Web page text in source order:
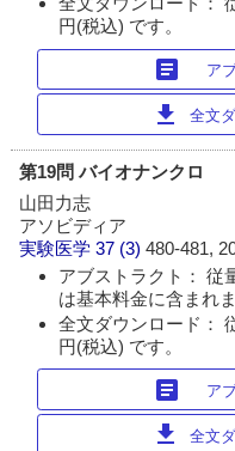
円(税込) です。
article ア
download 全文
第19問 バイオナンクロ
山田力志
アソビディア
実験医学 37 (3)480-481,
アブストラクト： 従
は基本料金に含まれま
全文ダウンロード：
円(税込) です。
article ア
download 全文